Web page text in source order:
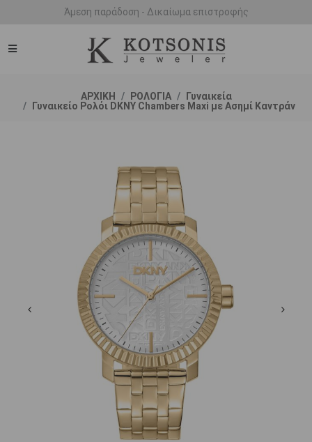
Άμεση παράδοση - Δικαίωμα επιστροφής
ΑΡΧΙΚΗ ΡΟΛΟΓΙΑ
Γυναικεία
Γυναικείο Ρολόι DKNY Chambers Maxi με Ασημί Καντράν